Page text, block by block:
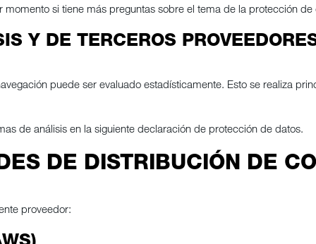
si tiene más preguntas sobre el tema de la protección de
Y DE TERCEROS
puede ser evaluado estadísticamente. Esto se realiza
de análisis en la siguiente declaración de protección de datos.
DE DISTRIBUCIÓN DE
proveedor: